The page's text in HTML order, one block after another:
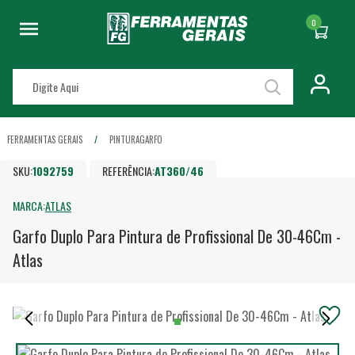
0
FERRAMENTAS GERAIS PINTURAGARFO
SKU:1092759 REFERÊNCIA:AT360/46
MARCA:ATLAS
Garfo Duplo Para Pintura de Profissional De 30-46Cm -
Atlas